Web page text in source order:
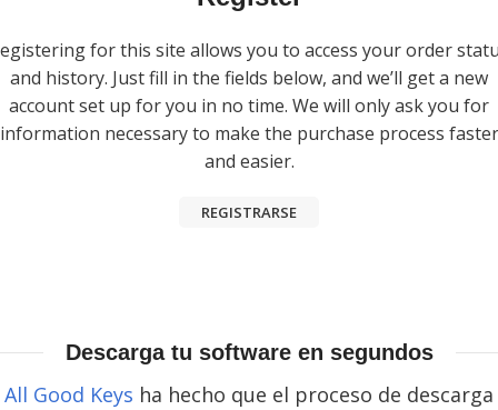
for this site allows you to access your order
and history. Just fill in the fields below, and we’ll get a new
account set up for you in no time. We will only ask you for
information necessary to make the purchase process faster
and easier.
REGISTRARSE
Descarga tu software en segundos
All Good Keys ha hecho que el proceso de descarga